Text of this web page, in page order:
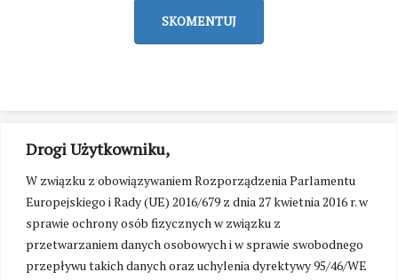
Drogi Użytkowniku,
W związku z obowiązywaniem Rozporządzenia Parlamentu
Europejskiego i Rady (UE) 2016/679 z dnia 27 kwietnia 2016 r. w
sprawie ochrony osób fizycznych w związku z
przetwarzaniem danych osobowych i w sprawie swobodnego
przepływu takich danych oraz uchylenia dyrektywy 95/46/WE
SKOMENTUJ